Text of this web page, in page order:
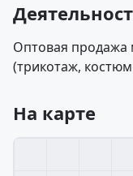
Оптовая продажа
(трикотаж,
На карте